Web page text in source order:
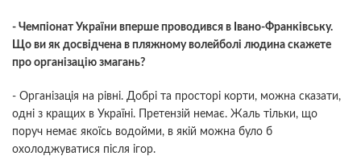
- Чемпіонат України вперше проводився в Івано-Франківську.
Що ви як досвідчена в пляжному волейболі людина скажете
про організацію змагань?
- Організація на рівні. Добрі та просторі корти, можна сказати,
одні з кращих в Україні. Претензій немає. Жаль тільки, що
поруч немає якоїсь водойми, в якій можна було б
охолоджуватися після ігор.